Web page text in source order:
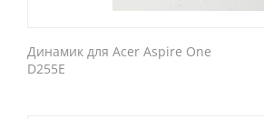
Динамик для Acer Aspire One
D255E